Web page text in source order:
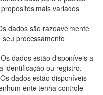
mais variados
dados são razoavelmente
processamento
Os dados estão disponíveis a
identificação ou registro.
Os dados estão disponíveis
ente tenha controle